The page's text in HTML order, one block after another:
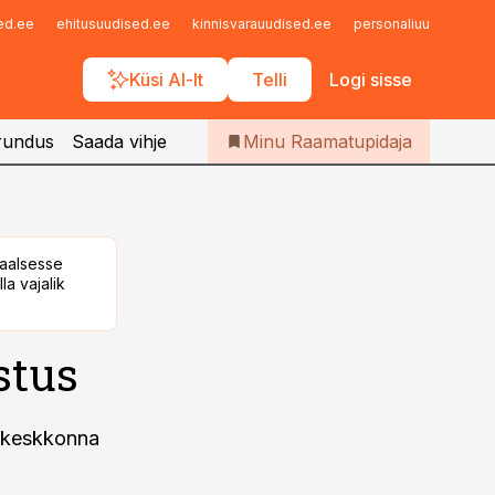
ehitusuudised.ee kinnisvarauudised.ee personaliuudised.ee
Küsi AI-lt Telli Logi sisse
Iseteenindus
Telli Raamatupidaja
Saada vihje Minu Raamatupidaja
vajalik